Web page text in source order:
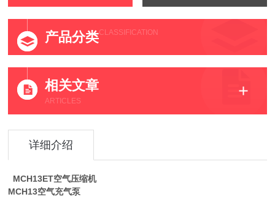
产品分类CLASSIFICATION
相关文章
ARTICLES
详细介绍
MCH13ET空气压缩机
MCH13空气充气泵